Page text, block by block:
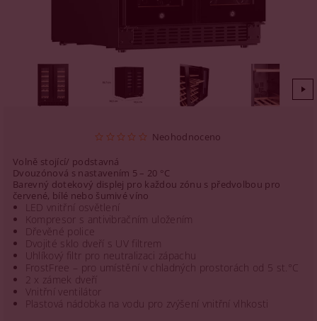
Neohodnoceno
Volně stojící/ podstavná
Dvouzónová s nastavením 5 – 20 °C
Barevný dotekový displej pro každou zónu s předvolbou pro
červené, bílé nebo šumivé víno
LED vnitřní osvětlení
Kompresor s antivibračním uložením
Dřevěné police
Dvojité sklo dveří s UV filtrem
Uhlíkový filtr pro neutralizaci zápachu
FrostFree – pro umístění v chladných prostorách od 5 st.°C
2 x zámek dveří
Vnitřní ventilátor
Plastová nádobka na vodu pro zvýšení vnitřní vlhkosti